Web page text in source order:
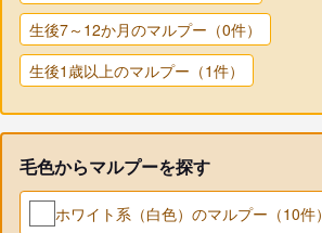
生後7～12か月のマルプー（0件）
生後1歳以上のマルプー（1件）
毛色からマルプーを探す
ホワイト系（白色）のマルプー（10件）